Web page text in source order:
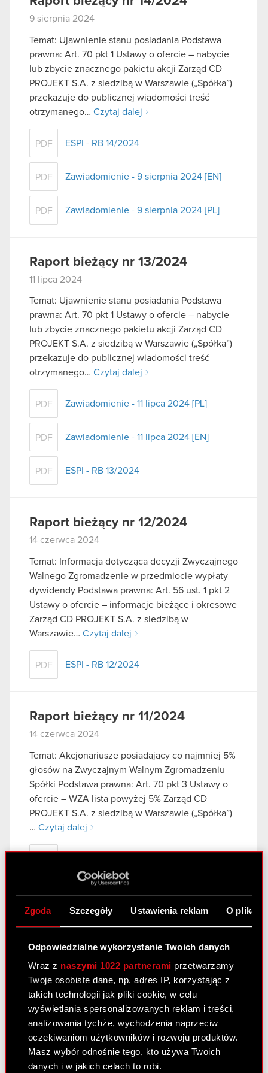
Zgoda Szczegóły Ustawienia reklam O
Odpowiedzialne wykorzystanie Twoich danych
Wraz z naszymi 1022 partnerami przetwarzamy
Twoje osobiste dane, np. adres IP, korzystając z
takich technologii jak pliki cookie, w celu
wyświetlania spersonalizowanych reklam i treści,
analizowania tychże, wychodzenia naprzeciw
oczekiwaniom użytkowników i rozwoju produktów.
Masz wybór odnośnie tego, kto używa Twoich
danych i w jakich celach to robi.
9 sierpnia 2024
Temat: Ujawnienie stanu posiadania Podstawa
prawna: Art. 70 pkt 1 Ustawy o ofercie – nabycie
lub zbycie znacznego pakietu akcji Zarząd CD
PROJEKT S.A. z siedzibą w Warszawie („Spółka”)
przekazuje do publicznej wiadomości treść
otrzymanego… Czytaj dalej
PDF ESPI - RB 14/2024
PDF Zawiadomienie - 9 sierpnia 2024 [EN]
PDF Zawiadomienie - 9 sierpnia 2024 [PL]
Raport bieżący nr 13/2024
11 lipca 2024
Temat: Ujawnienie stanu posiadania Podstawa
prawna: Art. 70 pkt 1 Ustawy o ofercie – nabycie
lub zbycie znacznego pakietu akcji Zarząd CD
PROJEKT S.A. z siedzibą w Warszawie („Spółka”)
przekazuje do publicznej wiadomości treść
otrzymanego… Czytaj dalej
PDF Zawiadomienie - 11 lipca 2024 [PL]
PDF Zawiadomienie - 11 lipca 2024 [EN]
PDF ESPI - RB 13/2024
Raport bieżący nr 12/2024
14 czerwca 2024
Temat: Informacja dotycząca decyzji Zwyczajnego
Walnego Zgromadzenie w przedmiocie wypłaty
dywidendy Podstawa prawna: Art. 56 ust. 1 pkt 2
Ustawy o ofercie – informacje bieżące i okresowe
Zarząd CD PROJEKT S.A. z siedzibą w
Warszawie… Czytaj dalej
PDF ESPI - RB 12/2024
Raport bieżący nr 11/2024
14 czerwca 2024
Temat: Akcjonariusze posiadający co najmniej 5%
głosów na Zwyczajnym Walnym Zgromadzeniu
Spółki Podstawa prawna: Art. 70 pkt 3 Ustawy o
ofercie – WZA lista powyżej 5% Zarząd CD
PROJEKT S.A. z siedzibą w Warszawie („Spółka”)
… Czytaj dalej
Raport bieżący nr 10/2024
14 czerwca 2024
Temat: Uchwały podjęte przez Zwyczajne Walne
Zgromadzenie Spółki Podstawa prawna: Art. 56
ust. 1 pkt 2 Ustawy o ofercie – informacje bieżące
i okresowe Zarząd Spółki pod firmą CD PROJEKT
S.A. z siedzibą w Warszawie…Czytaj dalej
PDF
Uchwały podjęte na Zwyczajnym
Walnym Zgromadzeniu